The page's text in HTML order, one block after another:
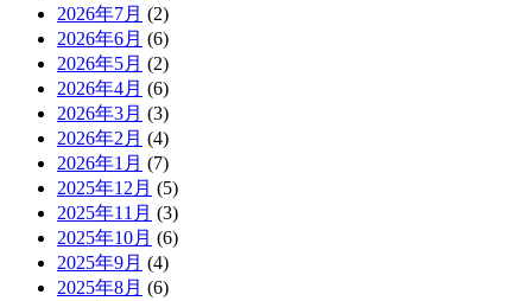
2026年7月 (2)
2026年6月 (6)
2026年5月 (2)
2026年4月 (6)
2026年3月 (3)
2026年2月 (4)
2026年1月 (7)
2025年12月 (5)
2025年11月 (3)
2025年10月 (6)
2025年9月 (4)
2025年8月 (6)